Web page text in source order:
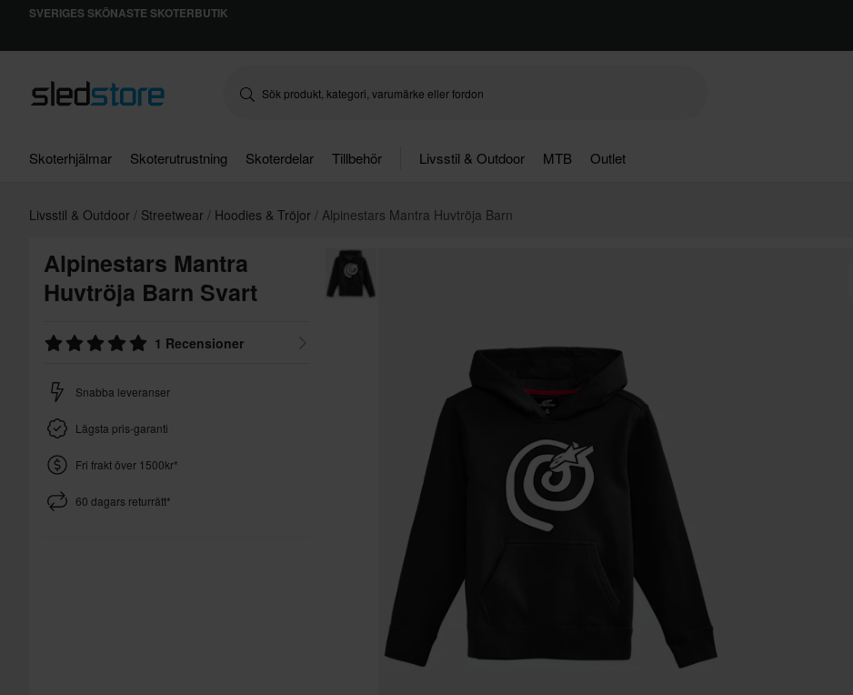
SVERIGES SKÖNASTE SKOTERBUTIK
Skoterhjälmar Skoterutrustning Skoterdelar Tillbehör Livsstil & Outdoor MTB Outlet
Livsstil & Outdoor Streetwear Hoodies & Tröjor Alpinestars Mantra Huvtröja Barn
Alpinestars Mantra
Huvtröja Barn Svart
1 Recensioner
Snabba leveranser
Lägsta pris-garanti
Fri frakt över 1500kr*
60 dagars returrätt*